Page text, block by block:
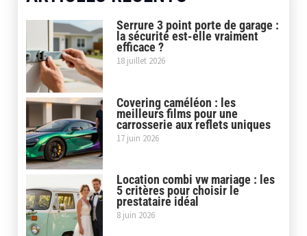
Serrure 3 point porte de garage :
la sécurité est-elle vraiment
efficace ?
18 juillet 2026
Covering caméléon : les
meilleurs films pour une
carrosserie aux reflets uniques
17 juin 2026
Location combi vw mariage : les
5 critères pour choisir le
prestataire idéal
8 juin 2026